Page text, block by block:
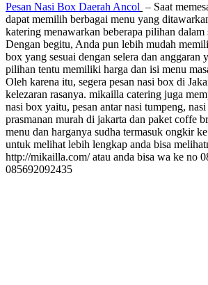
Pesan Nasi Box Daerah Ancol – Saat
dapat memilih berbagai menu yang
katering menawarkan beberapa pilihan dalam
Dengan begitu, Anda pun lebih mudah
box yang sesuai dengan selera dan
pilihan tentu memiliki harga dan isi menu
Oleh karena itu, segera pesan nasi box di
kelezaran rasanya. mikailla catering juga
nasi box yaitu, pesan antar nasi tumpeng,
prasmanan murah di jakarta dan paket coffe
menu dan harganya sudha termasuk ongkir
untuk melihat lebih lengkap anda bisa
http://mikailla.com/ atau anda bisa wa ke no
085692092435